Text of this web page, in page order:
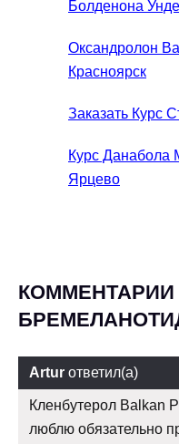
Болденона
Оксандролон
Красноярск
Заказать Курс
Курс Данабола
Ярцево
КОММЕНТАРИИ
Artur ответил(а)
Кленбутерол Balkan
люблю обязательно